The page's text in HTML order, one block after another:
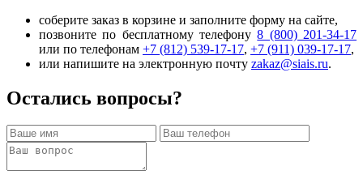
соберите заказ в корзине и заполните форму на сайте,
позвоните по бесплатному телефону8 (800) 201-34-17
или по телефонам +7 (812) 539-17-17, +7 (911) 039-17-17,
или напишите на электронную почту zakaz@siais.ru.
Остались вопросы?